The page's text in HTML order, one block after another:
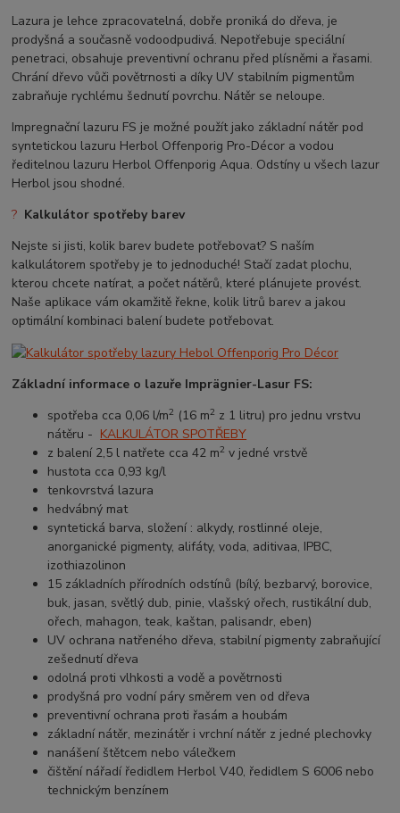
Lazura je lehce zpracovatelná, dobře proniká do dřeva, je
prodyšná a současně vodoodpudivá. Nepotřebuje speciální
penetraci, obsahuje preventivní ochranu před plísněmi a řasami.
Chrání dřevo vůči povětrnosti a díky UV stabilním pigmentům
zabraňuje rychlému šednutí povrchu. Nátěr se neloupe.
Impregnační lazuru FS je možné použít jako základní nátěr pod
syntetickou lazuru Herbol Offenporig Pro-Décor a vodou
ředitelnou lazuru Herbol Offenporig Aqua. Odstíny u všech lazur
Herbol jsou shodné.
? Kalkulátor spotřeby barev
Nejste si jisti, kolik barev budete potřebovat? S naším
kalkulátorem spotřeby je to jednoduché! Stačí zadat plochu,
kterou chcete natírat, a počet nátěrů, které plánujete provést.
Naše aplikace vám okamžitě řekne, kolik litrů barev a jakou
optimální kombinaci balení budete potřebovat.
Základní informace o lazuře Imprägnier-Lasur FS:
spotřeba cca 0,06 l/m2 (16 m2 z 1 litru) pro jednu vrstvu
nátěru - KALKULÁTOR SPOTŘEBY
z balení 2,5 l natřete cca 42 m2 v jedné vrstvě
hustota cca 0,93 kg/l
tenkovrstvá lazura
hedvábný mat
syntetická barva, složení : alkydy, rostlinné oleje,
anorganické pigmenty, alifáty, voda, aditivaa, IPBC,
izothiazolinon
15 základních přírodních odstínů (bílý, bezbarvý, borovice,
buk, jasan, světlý dub, pinie, vlašský ořech, rustikální dub,
ořech, mahagon, teak, kaštan, palisandr, eben)
UV ochrana natřeného dřeva, stabilní pigmenty zabraňující
zešednutí dřeva
odolná proti vlhkosti a vodě a povětrnosti
prodyšná pro vodní páry směrem ven od dřeva
preventivní ochrana proti řasám a houbám
základní nátěr, mezinátěr i vrchní nátěr z jedné plechovky
nanášení štětcem nebo válečkem
čištění nářadí ředidlem Herbol V40, ředidlem S 6006 nebo
technickým benzínem